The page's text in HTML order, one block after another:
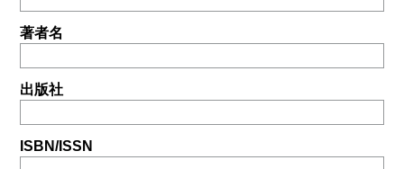
著者名
出版社
ISBN/ISSN